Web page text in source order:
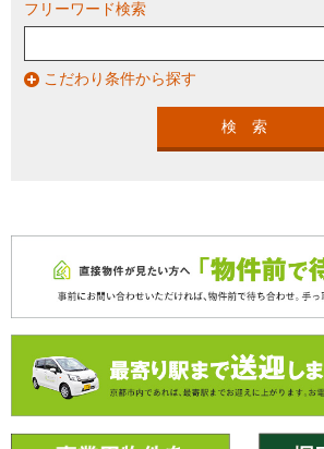
フリーワード検索
こだわり条件から探す
検 索